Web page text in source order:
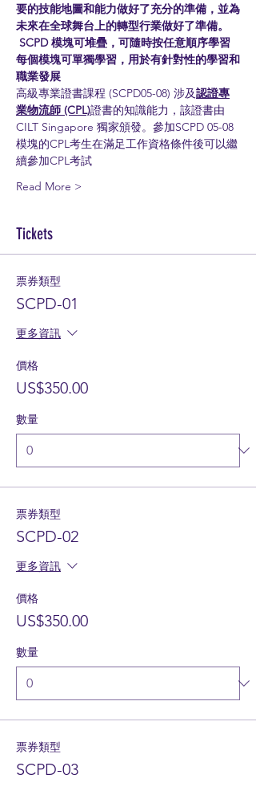
要的技能地圖和能力做好了充分的準備，並為
未來在全球舞台上的轉型行業做好了準備。
SCPD 模塊可堆疊，可隨時按任意順序學習
每個模塊可單獨學習，用於有針對性的學習和
職業發展
高級專業證書課程 (SCPD05-08) 涉及認證專
業物流師 (CPL)證書的知識能力，該證書由
CILT Singapore 獨家頒發。參加SCPD 05-08
模塊的CPL考生在滿足工作資格條件後可以繼
續參加CPL考試
Read More >
Tickets
票券類型
SCPD-01
更多資訊
價格
US$350.00
數量
票券類型
SCPD-02
更多資訊
價格
US$350.00
數量
票券類型
SCPD-03